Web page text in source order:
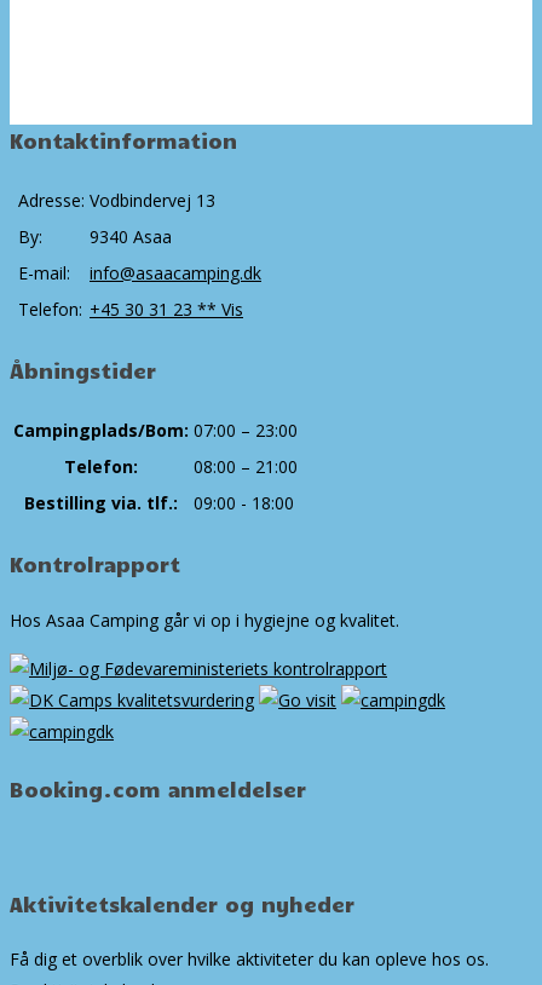
Kontaktinformation
Adresse: Vodbindervej 13
By:
9340 Asaa
E-mail:
info@asaacamping.dk
Telefon: +45 30 31 23 ** Vis
Åbningstider
Campingplads/Bom: 07:00 – 23:00
Telefon:
08:00 – 21:00
Bestilling via. tlf.:
09:00 - 18:00
Kontrolrapport
Hos Asaa Camping går vi op i hygiejne og kvalitet.
Booking.com anmeldelser
Aktivitetskalender og nyheder
Få dig et overblik over hvilke aktiviteter du kan opleve hos os.